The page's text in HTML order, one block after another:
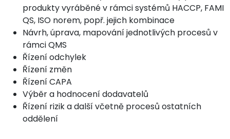
produkty vyráběné v rámci systémů HACCP, FAMI
QS, ISO norem, popř. jejich kombinace
Návrh, úprava, mapování jednotlivých procesů v
rámci QMS
Řízení odchylek
Řízení změn
Řízení CAPA
Výběr a hodnocení dodavatelů
Řízení rizik a další včetně procesů ostatních
oddělení